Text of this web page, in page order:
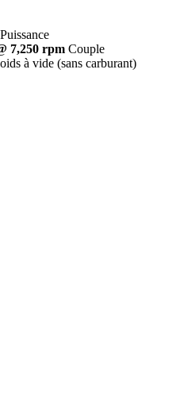
Puissance
7,250 rpm Couple
à vide (sans carburant)